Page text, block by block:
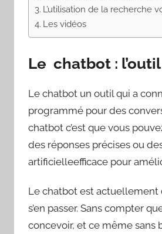
L’utilisation de la recherche
Les vidéos
Le chatbot :
Le chatbot un outil qui a
programmé pour des
chatbot c’est que vous
des réponses précises ou
artificielleefficace pour
Le chatbot est actuellement
s’en passer. Sans compter
concevoir, et ce même sans